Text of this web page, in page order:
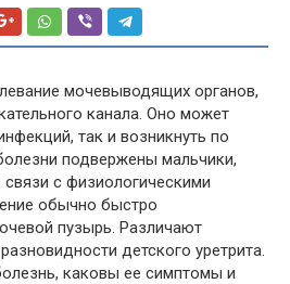
мочевыводящих органов,
канала. Оно может
так и возникнуть по
подвержены мальчики,
с физиологическими
обычно быстро
пузырь. Различают
детского уретрита.
каковы ее симптомы и